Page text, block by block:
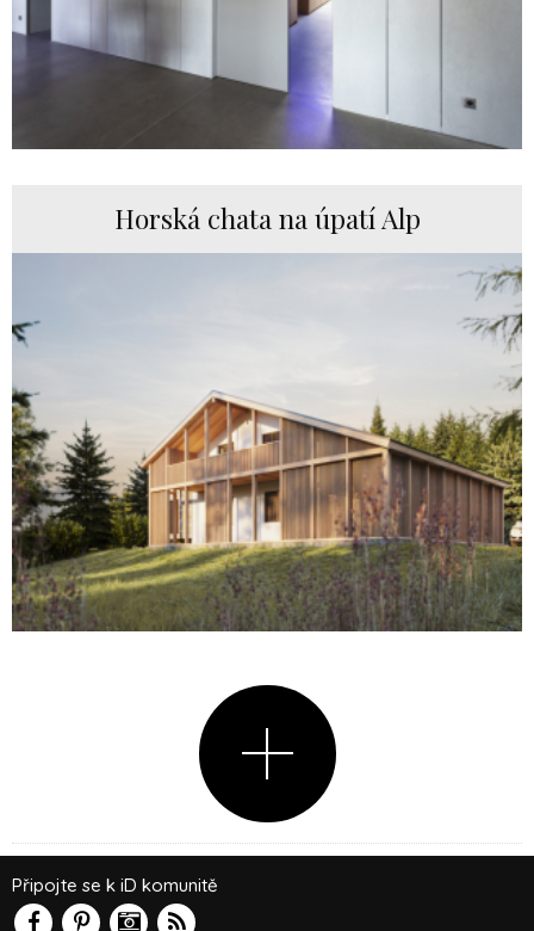
Horská chata na úpatí Alp
Připojte se k iD komunitě